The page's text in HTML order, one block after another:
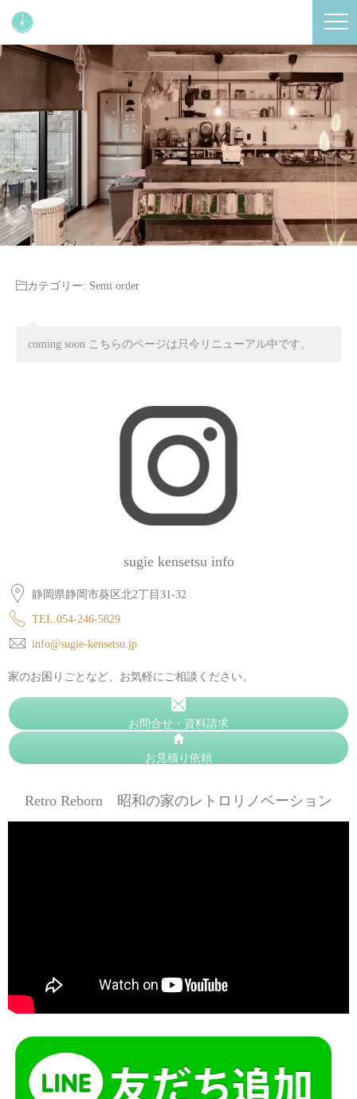
カテゴリー: Semi order
coming soon こちらのページは只今リニューアル中です。
sugie kensetsu info
静岡県静岡市葵区北2丁目31-32
TEL.054-246-5829
info@sugie-kensetsu.jp
家のお困りごとなど、お気軽にご相談ください。
お問合せ・資料請求
お見積り依頼
Retro Reborn 昭和の家のレトロリノベーション